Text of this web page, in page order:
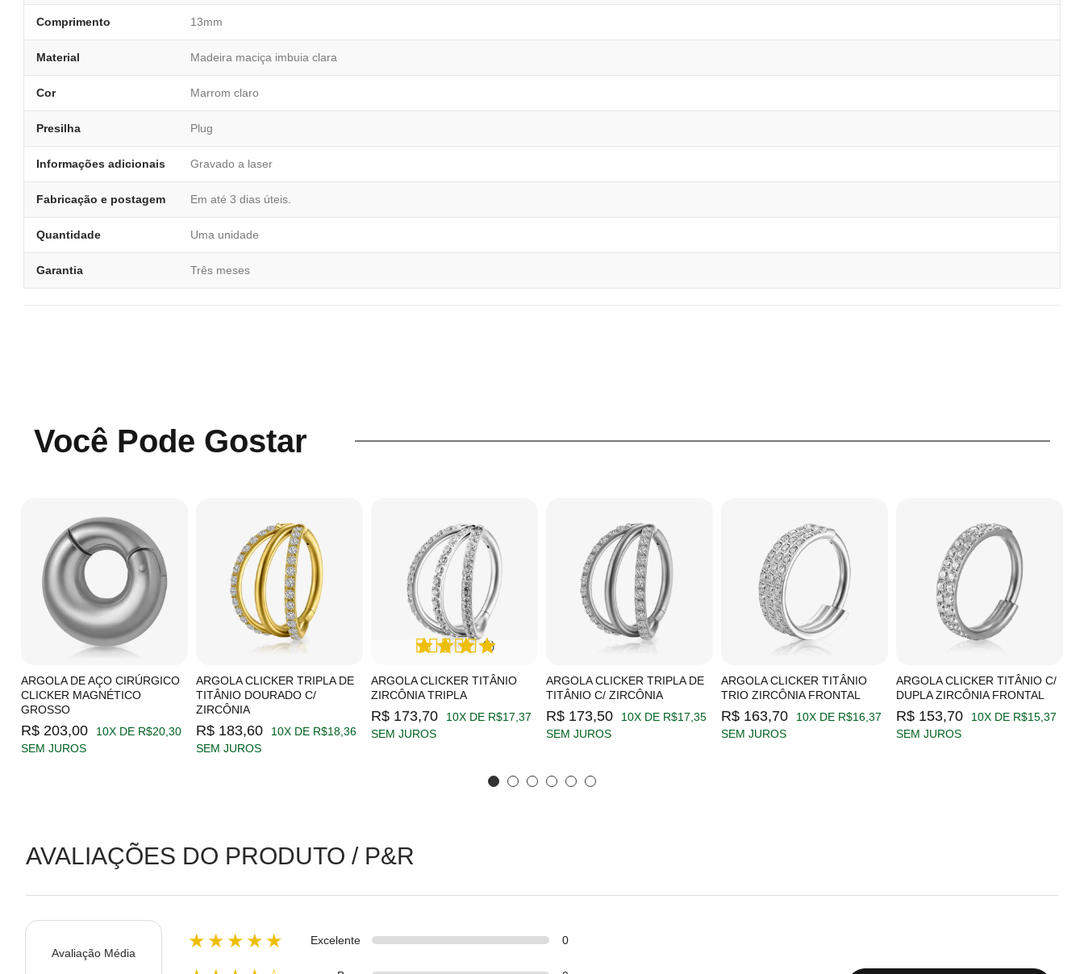
Comprimento 13mm
Material Madeira maciça imbuia clara
Cor Marrom claro
Presilha Plug
Informações adicionais Gravado a laser
Fabricação e postagem Em até 3 dias úteis.
Quantidade Uma unidade
Garantia Três meses
Você Pode Gostar
ARGOLA DE AÇO CIRÚRGICO
CLICKER MAGNÉTICO
GROSSO
R$ 203,00
10X DE R$20,30
SEM JUROS
ARGOLA CLICKER TRIPLA DE
TITÂNIO DOURADO C/
ZIRCÔNIA
R$ 183,60
10X DE R$18,36
SEM JUROS
ARGOLA CLICKER TITÂNIO
ZIRCÔNIA TRIPLA
(1)
R$ 173,70
10X DE R$17,37
SEM JUROS
ARGOLA CLICKER TRIPLA DE
TITÂNIO C/ ZIRCÔNIA
R$ 173,50
10X DE R$17,35
SEM JUROS
ARGOLA CLICKER TITÂNIO
TRIO ZIRCÔNIA FRONTAL
R$ 163,70
10X DE R$16,37
SEM JUROS
ARGOLA CLICKER TITÂNIO C/
DUPLA ZIRCÔNIA FRONTAL
R$ 153,70
10X DE R$15,37
SEM JUROS
AVALIAÇÕES DO PRODUTO / P&R
Avaliação Média
★★★★★ Excelente 0